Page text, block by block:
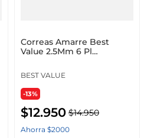
Correas Amarre Best
Value 2.5Mm 6 Pl
Nylon F1
BEST VALUE
-13%
$12.950 $14.950
Ahorra $2000